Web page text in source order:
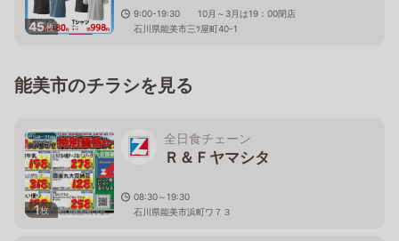
45枚
9:00-19:30 10月～3月は19：00閉店
石川県能美市三ﾂ屋町40-1
能美市のチラシを見る
1枚
全日食チェーン
Ｒ＆Ｆヤマシタ
08:30～19:30
石川県能美市浜町ワ７３